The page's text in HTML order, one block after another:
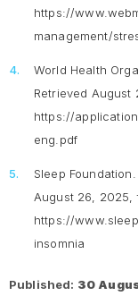
https://
management/
World Health
Retrieved August
https://
eng.pdf
Sleep Foundation.
August 26, 2025,
https://
insomnia
Published: 30